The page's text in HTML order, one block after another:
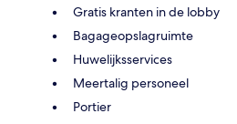
Gratis kranten in de lobby
Bagageopslagruimte
Huwelijksservices
Meertalig personeel
Portier